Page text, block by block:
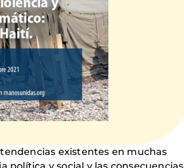
existentes en muchas